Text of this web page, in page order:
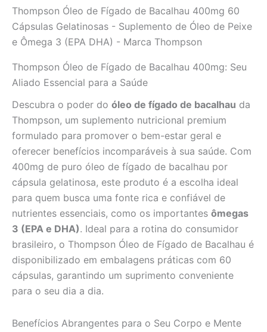
Thompson Óleo de Fígado de Bacalhau 400mg 60
Cápsulas Gelatinosas - Suplemento de Óleo de Peixe
e Ômega 3 (EPA DHA) - Marca Thompson
Thompson Óleo de Fígado de Bacalhau 400mg: Seu
Aliado Essencial para a Saúde
Descubra o poder do óleo de fígado de bacalhau da
Thompson, um suplemento nutricional premium
formulado para promover o bem-estar geral e
oferecer benefícios incomparáveis à sua saúde. Com
400mg de puro óleo de fígado de bacalhau por
cápsula gelatinosa, este produto é a escolha ideal
para quem busca uma fonte rica e confiável de
nutrientes essenciais, como os importantes ômegas
3 (EPA e DHA). Ideal para a rotina do consumidor
brasileiro, o Thompson Óleo de Fígado de Bacalhau é
disponibilizado em embalagens práticas com 60
cápsulas, garantindo um suprimento conveniente
para o seu dia a dia.
Benefícios Abrangentes para o Seu Corpo e Mente